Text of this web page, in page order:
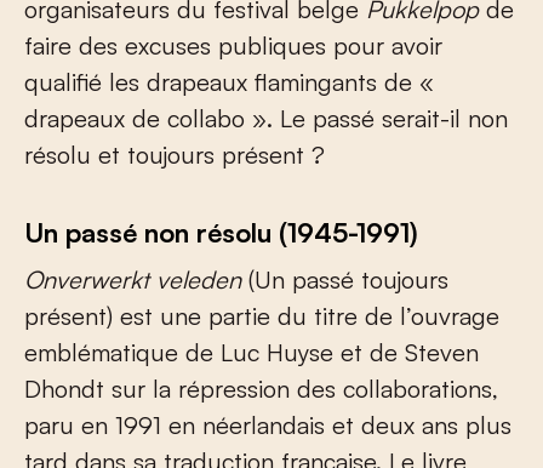
organisateurs du festival belge Pukkelpopde
faire des excuses publiques pour avoir
qualifié les drapeaux flamingants de «
drapeaux de collabo ». Le passé serait-il non
résolu et toujours présent ?
Un passé non résolu (1945-1991)
Onverwerkt veleden(Un passé toujours
présent) est une partie du titre de l’ouvrage
emblématique de Luc Huyse et de Steven
Dhondt sur la répression des collaborations,
paru en 1991 en néerlandais et deux ans plus
tard dans sa traduction française. Le livre